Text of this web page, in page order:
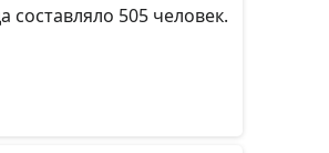
составляло 505 человек.